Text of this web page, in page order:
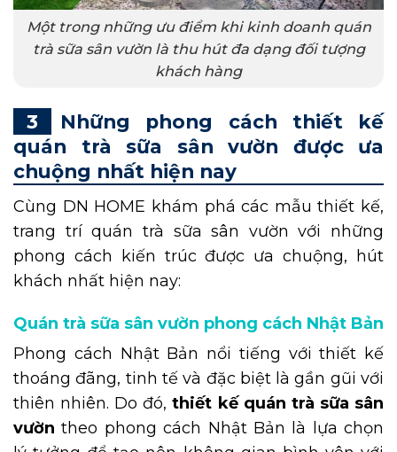
Một trong những ưu điểm khi kinh doanh quán
trà sữa sân vườn là thu hút đa dạng đối tượng
khách hàng
Những phong cách thiết kế
quán trà sữa sân vườn được ưa
chuộng nhất hiện nay
Cùng DN HOME khám phá các mẫu thiết kế,
trang trí quán trà sữa sân vườn với những
phong cách kiến trúc được ưa chuộng, hút
khách nhất hiện nay:
Quán trà sữa sân vườn phong cách Nhật Bản
Phong cách Nhật Bản nổi tiếng với thiết kế
thoáng đãng, tinh tế và đặc biệt là gần gũi với
thiên nhiên. Do đó,thiết kế quán trà sữa sân
vườn theo phong cách Nhật Bản là lựa chọn